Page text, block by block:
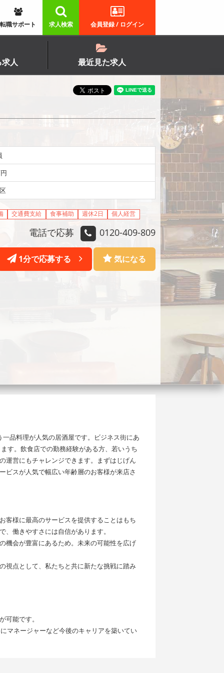
会員登録 / ログイン
求人検索
転職サポート
人 最近見た求人
交通費支給 食事補助 週休2日 個人経営
電話で応募 0120-409-809
1分で応募する 気になる
品料理が人気の居酒屋です。ビジネス街にあ
す。飲食店での勤務経験がある方、若いうち
運営にもチャレンジできます。まずはじげん
ビスが人気で幅広い年齢層のお客様が来店さ
客様に最高のサービスを提供することはもち
働きやすさには自信があります。
機会が豊富にあるため。未来の可能性を広げ
視点として、私たちと共に新たな挑戦に踏み
能です。
マネージャーなど今後のキャリアを築いてい